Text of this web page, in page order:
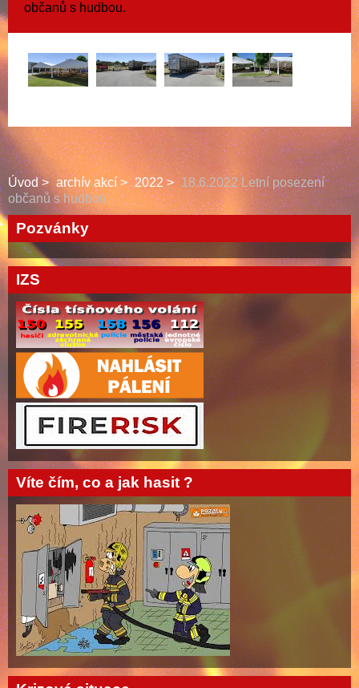
občanů s hudbou.
Úvod archív akcí 2022
18.6.2022 Letní posezení
občanů s hudbou
Pozvánky
IZS
Víte čím, co a jak hasit ?